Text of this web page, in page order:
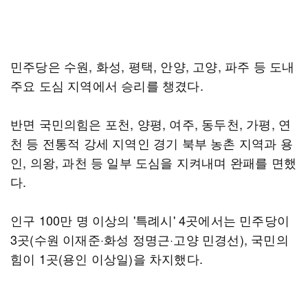
민주당은 수원, 화성, 평택, 안양, 고양, 파주 등 도내
주요 도심 지역에서 승리를 챙겼다.
반면 국민의힘은 포천, 양평, 여주, 동두천, 가평, 연
천 등 전통적 강세 지역인 경기 북부 농촌 지역과 용
인, 의왕, 과천 등 일부 도심을 지켜내며 완패를 면했
다.
인구 100만 명 이상의 '특례시' 4곳에서는 민주당이
3곳(수원 이재준·화성 정명근·고양 민경선), 국민의
힘이 1곳(용인 이상일)을 차지했다.